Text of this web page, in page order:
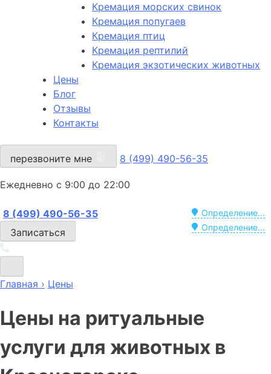
Кремация морских свинок
Кремация попугаев
Кремация птиц
Кремация рептилий
Кремация экзотических животных
Цены
Блог
Отзывы
Контакты
перезвоните мне 8 (499) 490-56-35
Ежедневно с 9:00 до 22:00
Определение...
8 (499) 490-56-35
Определение...
Записаться
Главная › Цены
Цены на ритуальные
услуги для животных в